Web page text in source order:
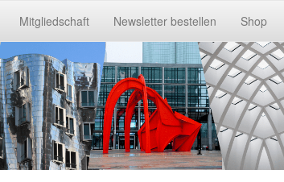
Mitgliedschaft Newsletter bestellen Shop